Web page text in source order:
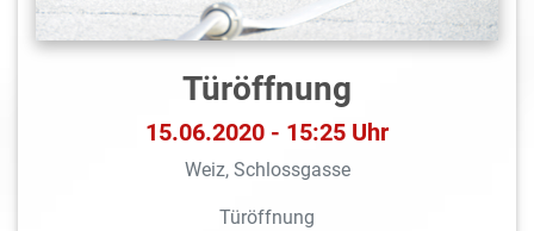
Türöffnung
15.06.2020 - 15:25 Uhr
Weiz, Schlossgasse
Türöffnung